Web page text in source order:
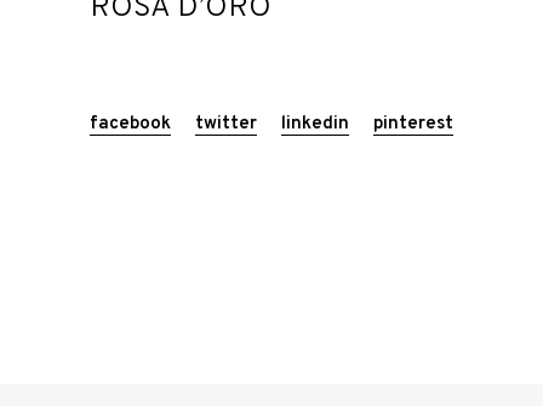
ROSA D’ORO
facebook twitter linkedin pinterest